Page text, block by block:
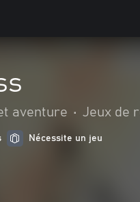
aventure • Jeux de
Nécessite un jeu